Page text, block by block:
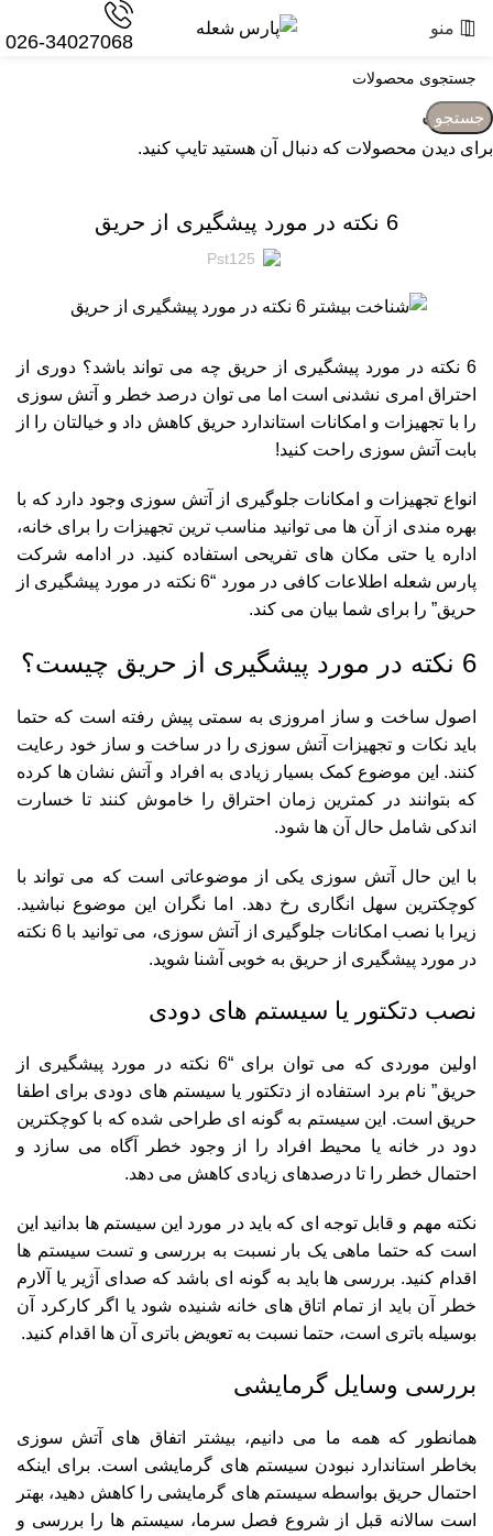
منو
026-34027068
وبلاگ
6 نکته در مورد پیشگیری از حریق
Pst125
6 نکته در مورد پیشگیری از حریق چه می تواند باشد؟ دوری از
احتراق امری نشدنی است اما می توان درصد خطر و آتش سوزی
را با تجهیزات و امکانات استاندارد حریق کاهش داد و خیالتان را از
بابت آتش سوزی راحت کنید!
انواع تجهیزات و امکانات جلوگیری از آتش سوزی وجود دارد که با
بهره مندی از آن ها می توانید مناسب ترین تجهیزات را برای خانه،
اداره یا حتی مکان های تفریحی استفاده کنید. در ادامه شرکت
پارس شعله اطلاعات کافی در مورد “6 نکته در مورد پیشگیری از
حریق” را برای شما بیان می کند.
6 نکته در مورد پیشگیری از حریق چیست؟
اصول ساخت و ساز امروزی به سمتی پیش رفته است که حتما
باید نکات و تجهیزات آتش سوزی را در ساخت و ساز خود رعایت
کنند. این موضوع کمک بسیار زیادی به افراد و آتش نشان ها کرده
که بتوانند در کمترین زمان احتراق را خاموش کنند تا خسارت
اندکی شامل حال آن ها شود.
با این حال آتش سوزی یکی از موضوعاتی است که می تواند با
کوچکترین سهل انگاری رخ دهد. اما نگران این موضوع نباشید.
زیرا با نصب امکانات جلوگیری از آتش سوزی، می توانید با 6 نکته
در مورد پیشگیری از حریق به خوبی آشنا شوید.
نصب دتکتور یا سیستم های دودی
اولین موردی که می توان برای “6 نکته در مورد پیشگیری از
حریق” نام برد استفاده از دتکتور یا سیستم های دودی برای اطفا
حریق است. این سیستم به گونه ای طراحی شده که با کوچکترین
دود در خانه یا محیط افراد را از وجود خطر آگاه می سازد و
احتمال خطر را تا درصدهای زیادی کاهش می دهد.
نکته مهم و قابل توجه ای که باید در مورد این سیستم ها بدانید این
است که حتما ماهی یک بار نسبت به بررسی و تست سیستم ها
اقدام کنید. بررسی ها باید به گونه ای باشد که صدای آژیر یا آلارم
خطر آن باید از تمام اتاق های خانه شنیده شود یا اگر کارکرد آن
بوسیله باتری است، حتما نسبت به تعویض باتری آن ها اقدام کنید.
بررسی وسایل گرمایشی
همانطور که همه ما می دانیم، بیشتر اتفاق های آتش سوزی
بخاطر استاندارد نبودن سیستم های گرمایشی است. برای اینکه
احتمال حریق بواسطه سیستم های گرمایشی را کاهش دهید، بهتر
است سالانه قبل از شروع فصل سرما، سیستم ها را بررسی و
جستجو
برای دیدن محصولات که دنبال آن هستید تایپ کنید.